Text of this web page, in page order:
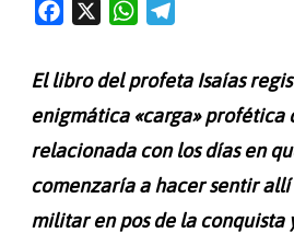
murió
rey
Acaz
c
b
o
o
k
W
s
A
p
g
r
a
m
El libro del profeta Isaías
enigmática «carga» profética
relacionada con los días en
comenzaría a hacer sentir
militar en pos de la conquista